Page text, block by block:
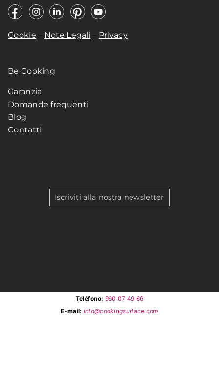
Cookie – Note Legali – Privacy
Be Cooking
Garanzia
Domande frequenti
Blog
Contatti
Iscriviti alla nostra newsletter
Teléfono: 960 07 49 66
E-mail: info@cookingsurface.com